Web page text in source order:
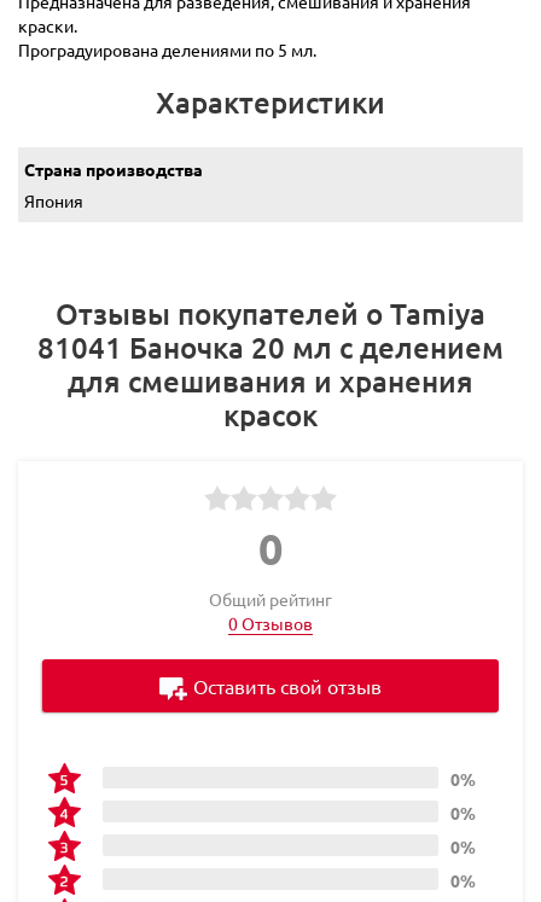
краски.
Проградуирована делениями по 5 мл.
Характеристики
Страна производства
Япония
Отзывы покупателей о Tamiya
81041 Баночка 20 мл с делением
для смешивания и хранения
красок
0
Общий рейтинг
0 Отзывов
0%
0%
0%
0%
Оставить свой отзыв